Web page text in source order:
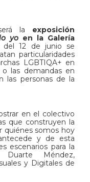
la exposición
yo en la Galería
12 de junio se
particularidades
LGBTIQA+ en
las demandas en
las personas de la
en el colectivo
que construyen la
quiénes somos hoy
y de esta
escenarios para la
Duarte Méndez,
y Digitales de